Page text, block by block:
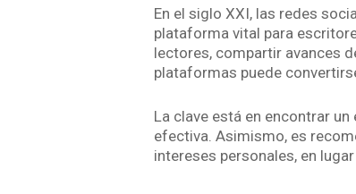
En el siglo XXI, las redes
plataforma vital para
lectores, compartir avances
plataformas puede
La clave está en encontrar
efectiva. Asimismo, es
intereses personales, en